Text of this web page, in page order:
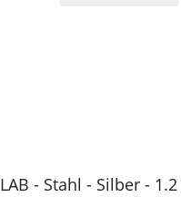
LAB - Stahl - Silber -